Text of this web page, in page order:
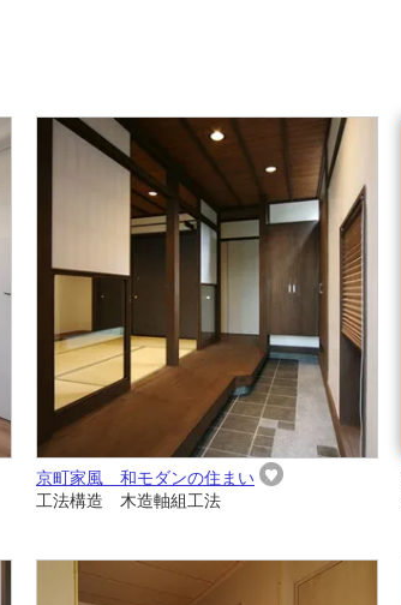
京町家風 和モダンの住まい
工法構造 木造軸組工法